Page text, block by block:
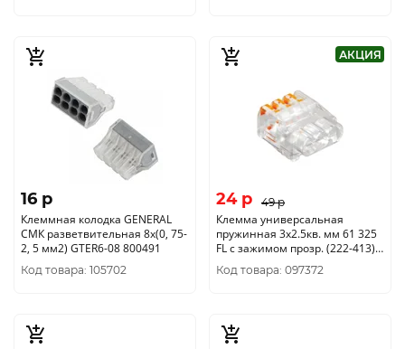
16 p
Клеммная колодка GENERAL
СМК разветвительная 8х(0, 75-
2, 5 мм2) GTER6-08 800491
Код товара: 105702
АКЦИЯ
24 p 49 p
Клемма универсальная
пружинная 3х2.5кв. мм 61 325
FL с зажимом прозр. (222-413)
OBO 2054454
Код товара: 097372